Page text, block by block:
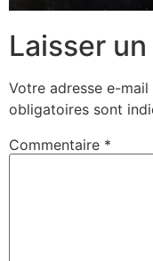
Laisser
Votre adresse e-
obligatoires sont
Commentaire *